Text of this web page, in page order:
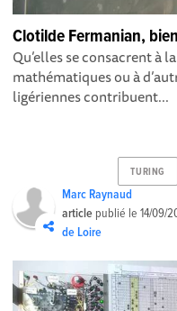
Clotilde Fermanian,
Qu’elles se consacrent à
mathématiques ou à
ligériennes contribuent...
TURING
Marc Raynaud
article publié le14/09/
de Loire